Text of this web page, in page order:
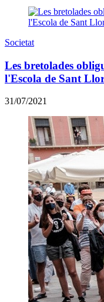
Societat
Les bretolades
l'Escola de Sant
31/07/2021